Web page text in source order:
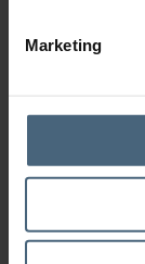
Marketing
Envoltura general
relajantes y
diversidad, son
tratamiento
bienestar. La